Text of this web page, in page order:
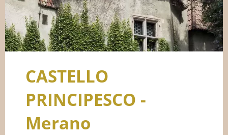
CASTELLO
PRINCIPESCO -
Merano